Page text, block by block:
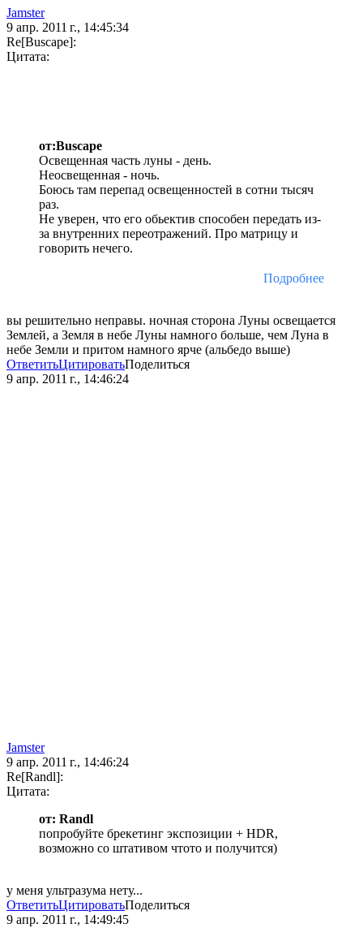
Jamster
9 апр. 2011 г., 14:45:34
Re[Buscape]:
Цитата:
от:Buscape
Освещенная часть луны - день.
Неосвещенная - ночь.
Боюсь там перепад освещенностей в сотни тысяч
раз.
Не уверен, что его обьектив способен передать из-
за внутренних переотражений. Про матрицу и
говорить нечего.
Подробнее
вы решительно неправы. ночная сторона Луны освещается
Землей, а Земля в небе Луны намного больше, чем Луна в
небе Земли и притом намного ярче (альбедо выше)
ОтветитьЦитироватьПоделиться
9 апр. 2011 г., 14:46:24
Jamster
9 апр. 2011 г., 14:46:24
Re[Randl]:
Цитата:
от: Randl
попробуйте брекетинг экспозиции + HDR,
возможно со штативом чтото и получится)
у меня ультразума нету...
ОтветитьЦитироватьПоделиться
9 апр. 2011 г., 14:49:45